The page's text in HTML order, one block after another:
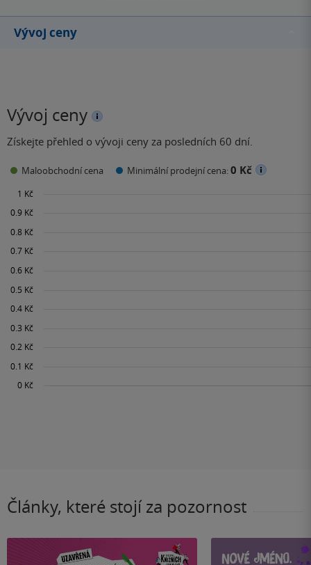
Vývoj ceny
Vývoj ceny
Získejte přehled o vývoji ceny za posledních 60 dní.
Maloobchodní cena Minimální prodejní cena:0 Kč
Články, které stojí za pozornost